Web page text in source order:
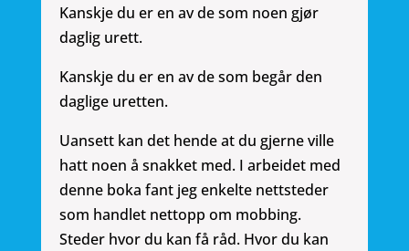
Kanskje du er en av de som noen gjør
daglig urett.
Kanskje du er en av de som begår den
daglige uretten.
Uansett kan det hende at du gjerne ville
hatt noen å snakket med. I arbeidet med
denne boka fant jeg enkelte nettsteder
som handlet nettopp om mobbing.
Steder hvor du kan få råd. Hvor du kan